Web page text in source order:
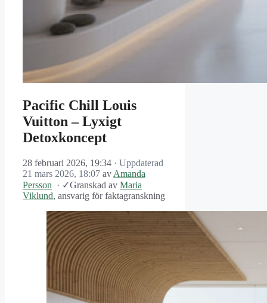
Pacific Chill Louis
Vuitton – Lyxigt
Detoxkoncept
28 februari 2026, 19:34 · Uppdaterad
21 mars 2026, 18:07 av Amanda
Persson
· ✓Granskad av Maria
Viklund, ansvarig för faktagranskning